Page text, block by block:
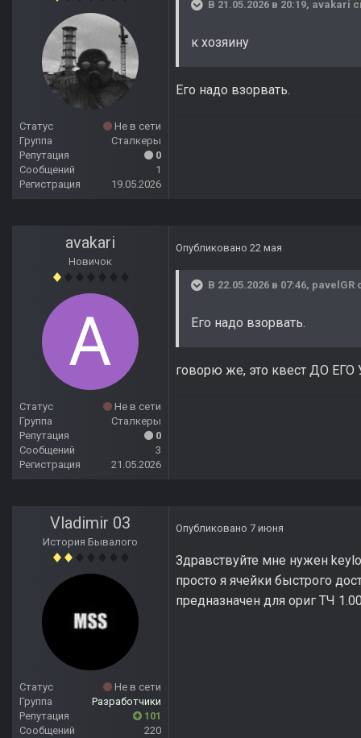
Статус
Не в сети
Группа
Сталкеры
Репутация
0
Сообщений
1
Регистрация
19.05.2026
В 21.05.2026 в 20:19, avakari
к хозяину
Его надо взорвать.
avakari
Новичок
Статус
Не в сети
Группа
Сталкеры
Репутация
0
Сообщений
3
Регистрация
21.05.2026
Опубликовано 22 мая
В 22.05.2026 в 07:46, pavelGR
Его надо взорвать.
говорю же, это квест ДО ЕГО
Vladimir 03
История Бывалого
Статус
Не в сети
Группа
Разработчики
Репутация
101
Сообщений
220
Опубликовано 7 июня
Здравствуйте мне нужен
просто я ячейки быстрого
предназначен для ориг ТЧ